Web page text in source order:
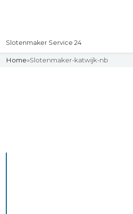
Slotenmaker Service 24
Home»Slotenmaker-katwijk-nb